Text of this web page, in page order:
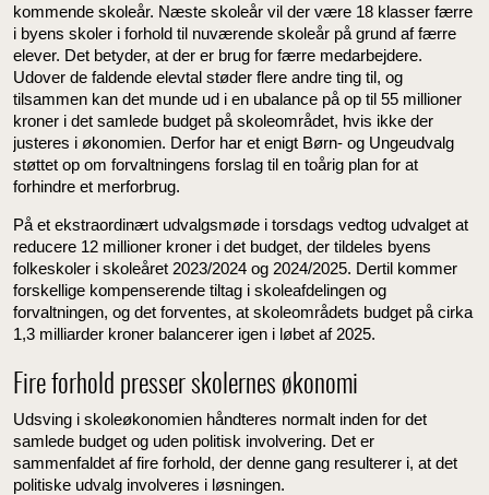
kommende skoleår. Næste skoleår vil der være 18 klasser færre
i byens skoler i forhold til nuværende skoleår på grund af færre
elever. Det betyder, at der er brug for færre medarbejdere.
Udover de faldende elevtal støder flere andre ting til, og
tilsammen kan det munde ud i en ubalance på op til 55 millioner
kroner i det samlede budget på skoleområdet, hvis ikke der
justeres i økonomien. Derfor har et enigt Børn- og Ungeudvalg
støttet op om forvaltningens forslag til en toårig plan for at
forhindre et merforbrug.
På et ekstraordinært udvalgsmøde i torsdags vedtog udvalget at
reducere 12 millioner kroner i det budget, der tildeles byens
folkeskoler i skoleåret 2023/2024 og 2024/2025. Dertil kommer
forskellige kompenserende tiltag i skoleafdelingen og
forvaltningen, og det forventes, at skoleområdets budget på cirka
1,3 milliarder kroner balancerer igen i løbet af 2025.
Fire forhold presser skolernes økonomi
Udsving i skoleøkonomien håndteres normalt inden for det
samlede budget og uden politisk involvering. Det er
sammenfaldet af fire forhold, der denne gang resulterer i, at det
politiske udvalg involveres i løsningen.